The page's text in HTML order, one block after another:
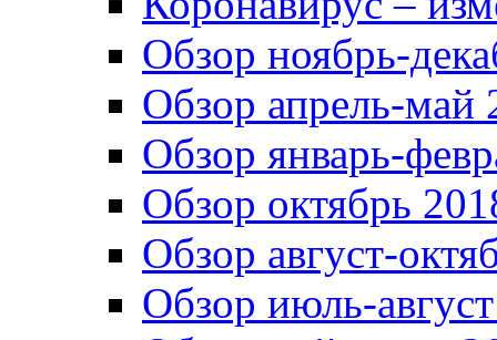
Обзор ноябрь-
Обзор апрель-май
Обзор январь-
Обзор октябрь
Обзор август-
Обзор июль-